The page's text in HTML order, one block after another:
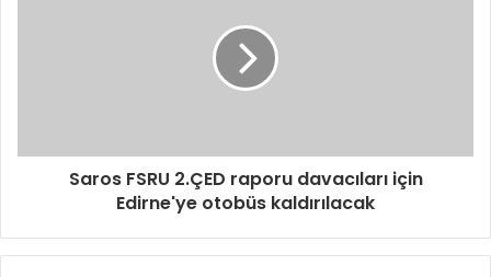
Saros FSRU 2.ÇED raporu davacıları için
Edirne'ye otobüs kaldırılacak